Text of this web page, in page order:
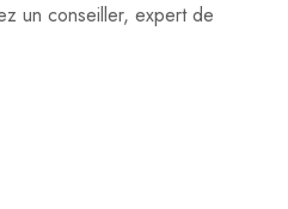
un conseiller, expert de